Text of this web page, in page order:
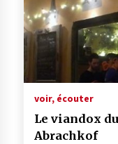
voir, écouter
Le viandox
Abrachkof